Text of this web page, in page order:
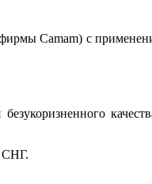
Camam) с
СНГ.